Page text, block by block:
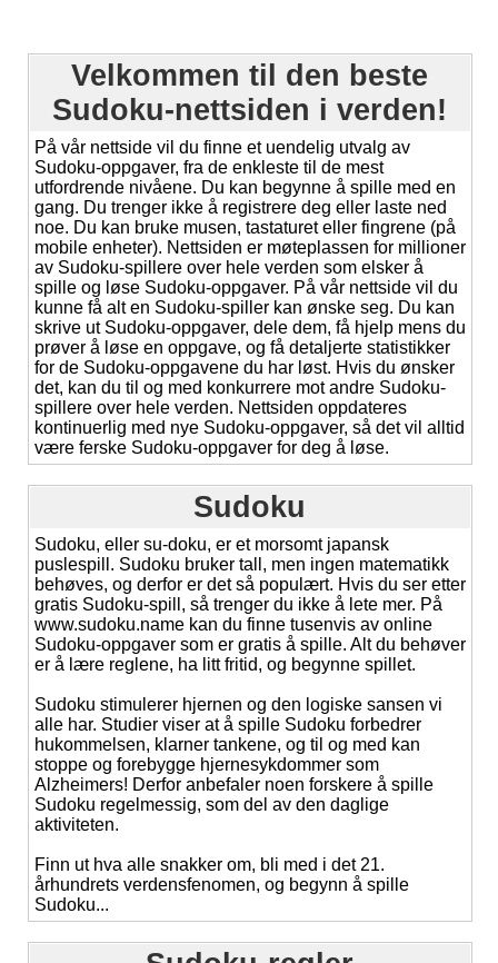
Velkommen til den beste
Sudoku-nettsiden i verden!
På vår nettside vil du finne et uendelig utvalg av
Sudoku-oppgaver, fra de enkleste til de mest
utfordrende nivåene. Du kan begynne å spille med en
gang. Du trenger ikke å registrere deg eller laste ned
noe. Du kan bruke musen, tastaturet eller fingrene (på
mobile enheter). Nettsiden er møteplassen for millioner
av Sudoku-spillere over hele verden som elsker å
spille og løse Sudoku-oppgaver. På vår nettside vil du
kunne få alt en Sudoku-spiller kan ønske seg. Du kan
skrive ut Sudoku-oppgaver, dele dem, få hjelp mens du
prøver å løse en oppgave, og få detaljerte statistikker
for de Sudoku-oppgavene du har løst. Hvis du ønsker
det, kan du til og med konkurrere mot andre Sudoku-
spillere over hele verden. Nettsiden oppdateres
kontinuerlig med nye Sudoku-oppgaver, så det vil alltid
være ferske Sudoku-oppgaver for deg å løse.
Sudoku
Sudoku, eller su-doku, er et morsomt japansk
puslespill. Sudoku bruker tall, men ingen matematikk
behøves, og derfor er det så populært. Hvis du ser etter
gratis Sudoku-spill, så trenger du ikke å lete mer. På
www.sudoku.name kan du finne tusenvis av online
Sudoku-oppgaver som er gratis å spille. Alt du behøver
er å lære reglene, ha litt fritid, og begynne spillet.
Sudoku stimulerer hjernen og den logiske sansen vi
alle har. Studier viser at å spille Sudoku forbedrer
hukommelsen, klarner tankene, og til og med kan
stoppe og forebygge hjernesykdommer som
Alzheimers! Derfor anbefaler noen forskere å spille
Sudoku regelmessig, som del av den daglige
aktiviteten.
Finn ut hva alle snakker om, bli med i det 21.
århundrets verdensfenomen, og begynn å spille
Sudoku...